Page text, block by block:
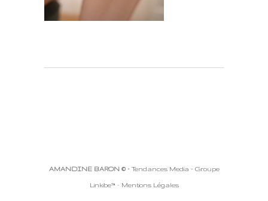
AMANDINE BARON © -Tendances Media - Groupe
Linkibe™ - Mentions Légales